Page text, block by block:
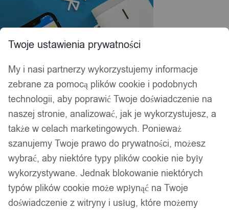
Twoje ustawienia prywatności
My i nasi partnerzy wykorzystujemy informacje
zebrane za pomocą plików cookie i podobnych
technologii, aby poprawić Twoje doświadczenie na
naszej stronie, analizować, jak je wykorzystujesz, a
także w celach marketingowych. Ponieważ
szanujemy Twoje prawo do prywatności, możesz
wybrać, aby niektóre typy plików cookie nie były
wykorzystywane. Jednak blokowanie niektórych
typów plików cookie może wpłynąć na Twoje
doświadczenie z witryny i usług, które możemy